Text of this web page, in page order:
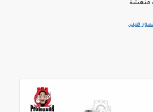
منعشة
فيب.